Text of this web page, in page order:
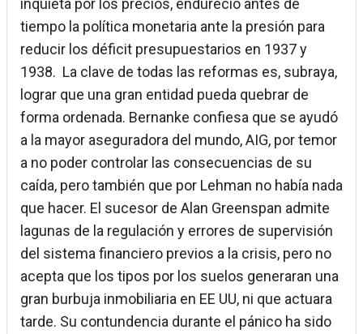
inquieta por los precios, endureció antes de
tiempo la política monetaria ante la presión para
reducir los déficit presupuestarios en 1937 y
1938. La clave de todas las reformas es, subraya,
lograr que una gran entidad pueda quebrar de
forma ordenada. Bernanke confiesa que se ayudó
a la mayor aseguradora del mundo, AIG, por temor
a no poder controlar las consecuencias de su
caída, pero también que por Lehman no había nada
que hacer. El sucesor de Alan Greenspan admite
lagunas de la regulación y errores de supervisión
del sistema financiero previos a la crisis, pero no
acepta que los tipos por los suelos generaran una
gran burbuja inmobiliaria en EE UU, ni que actuara
tarde. Su contundencia durante el pánico ha sido